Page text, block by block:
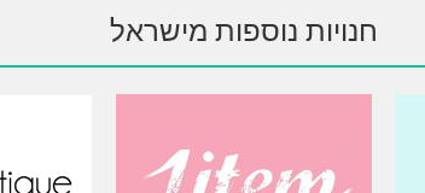
חנויות נוספות מישראל